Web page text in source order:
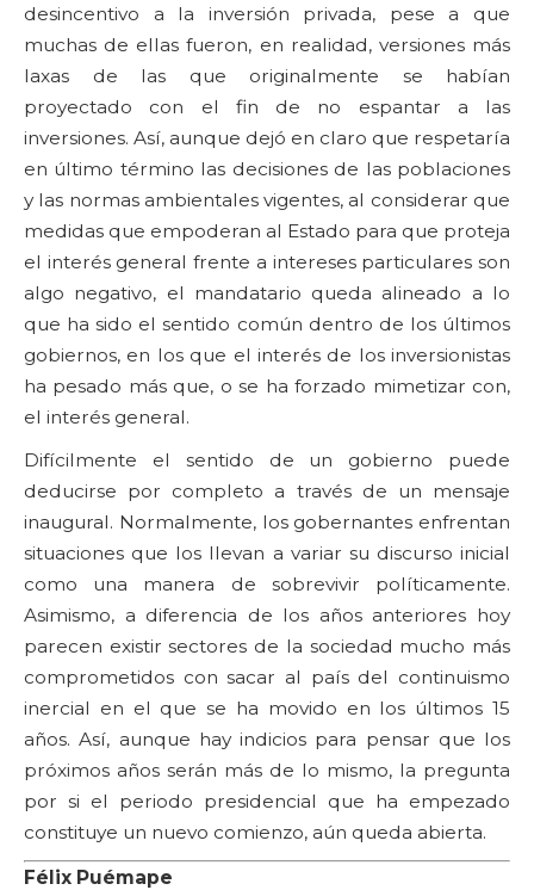
desincentivo a la inversión privada, pese a que
muchas de ellas fueron, en realidad, versiones más
laxas de las que originalmente se habían
proyectado con el fin de no espantar a las
inversiones. Así, aunque dejó en claro que respetaría
en último término las decisiones de las poblaciones
y las normas ambientales vigentes, al considerar que
medidas que empoderan al Estado para que proteja
el interés general frente a intereses particulares son
algo negativo, el mandatario queda alineado a lo
que ha sido el sentido común dentro de los últimos
gobiernos, en los que el interés de los inversionistas
ha pesado más que, o se ha forzado mimetizar con,
el interés general.
Difícilmente el sentido de un gobierno puede
deducirse por completo a través de un mensaje
inaugural. Normalmente, los gobernantes enfrentan
situaciones que los llevan a variar su discurso inicial
como una manera de sobrevivir políticamente.
Asimismo, a diferencia de los años anteriores hoy
parecen existir sectores de la sociedad mucho más
comprometidos con sacar al país del continuismo
inercial en el que se ha movido en los últimos 15
años. Así, aunque hay indicios para pensar que los
próximos años serán más de lo mismo, la pregunta
por si el periodo presidencial que ha empezado
constituye un nuevo comienzo, aún queda abierta.
Félix Puémape